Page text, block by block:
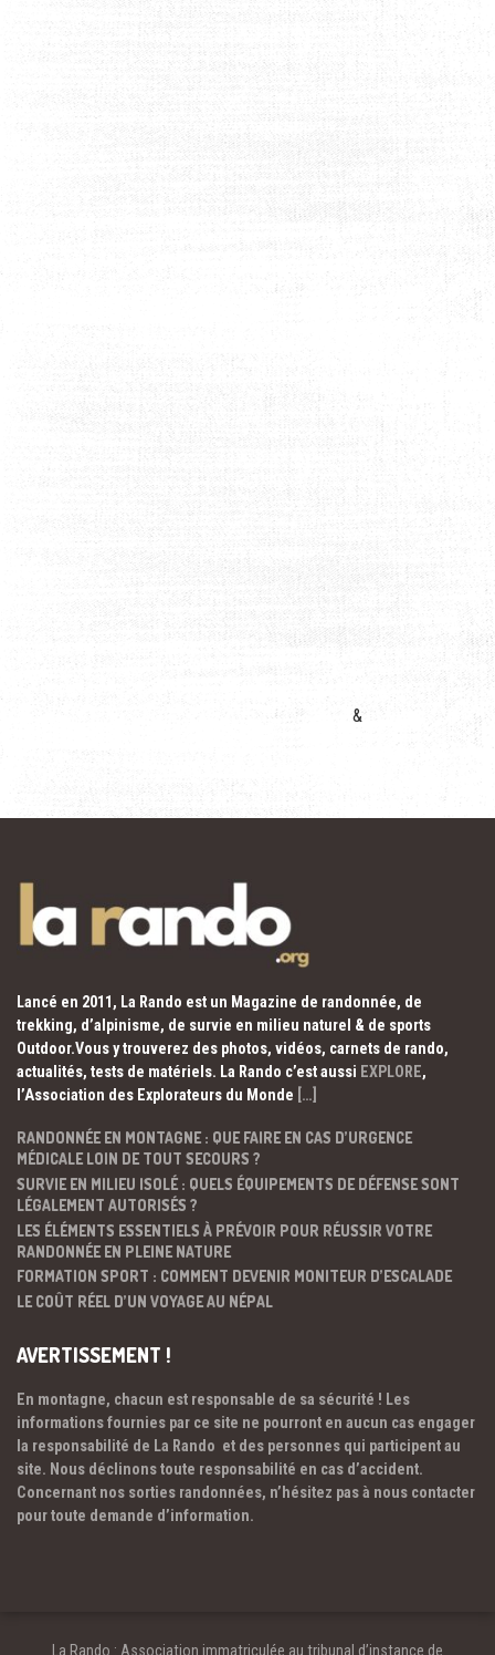
&
Lancé en 2011, La Rando est un Magazine de randonnée, de
trekking, d’alpinisme, de survie en milieu naturel & de sports
Outdoor.Vous y trouverez des photos, vidéos, carnets de rando,
actualités, tests de matériels. La Rando c’est aussi EXPLORE,
l’Association des Explorateurs du Monde […]
RANDONNÉE EN MONTAGNE : QUE FAIRE EN CAS D’URGENCE
MÉDICALE LOIN DE TOUT SECOURS ?
SURVIE EN MILIEU ISOLÉ : QUELS ÉQUIPEMENTS DE DÉFENSE SONT
LÉGALEMENT AUTORISÉS ?
LES ÉLÉMENTS ESSENTIELS À PRÉVOIR POUR RÉUSSIR VOTRE
RANDONNÉE EN PLEINE NATURE
FORMATION SPORT : COMMENT DEVENIR MONITEUR D’ESCALADE
LE COÛT RÉEL D’UN VOYAGE AU NÉPAL
AVERTISSEMENT !
En montagne, chacun est responsable de sa sécurité ! Les
informations fournies par ce site ne pourront en aucun cas engager
la responsabilité de La Rando et des personnes qui participent au
site. Nous déclinons toute responsabilité en cas d’accident.
Concernant nos sorties randonnées, n’hésitez pas à nous contacter
pour toute demande d’information.
La Rando : Association immatriculée au tribunal d’instance de